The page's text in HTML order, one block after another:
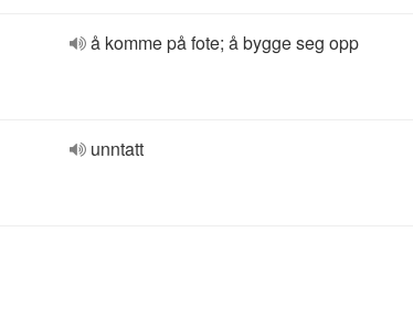
å komme på fote; å bygge seg opp
unntatt